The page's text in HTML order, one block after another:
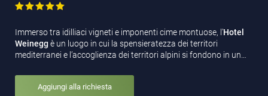
Immerso tra idilliaci vigneti e imponenti cime montuose, l’Hotel
Weinegg è un luogo in cui la spensieratezza dei territori
mediterranei e l’accoglienza dei territori alpini si fondono in un…
Aggiungi alla richiesta